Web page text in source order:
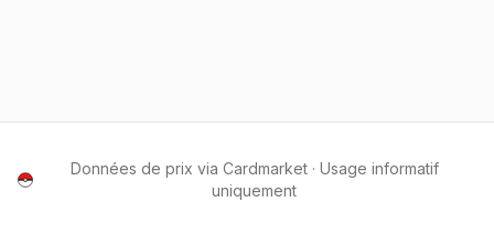
Données de prix via Cardmarket · Usage informatif
uniquement